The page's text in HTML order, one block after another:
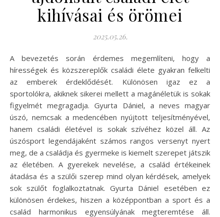
kihívásai és örömei
2025.05.26.
A bevezetés során érdemes megemlíteni, hogy a
hírességek és közszereplők családi élete gyakran felkelti
az emberek érdeklődését. Különösen igaz ez a
sportolókra, akiknek sikerei mellett a magánéletük is sokak
figyelmét megragadja. Gyurta Dániel, a neves magyar
úszó, nemcsak a medencében nyújtott teljesítményével,
hanem családi életével is sokak szívéhez közel áll. Az
úszósport legendájaként számos rangos versenyt nyert
meg, de a családja és gyermeke is kiemelt szerepet játszik
az életében. A gyerekek nevelése, a család értékeinek
átadása és a szülői szerep mind olyan kérdések, amelyek
sok szülőt foglalkoztatnak. Gyurta Dániel esetében ez
különösen érdekes, hiszen a középpontban a sport és a
család harmonikus egyensúlyának megteremtése áll.